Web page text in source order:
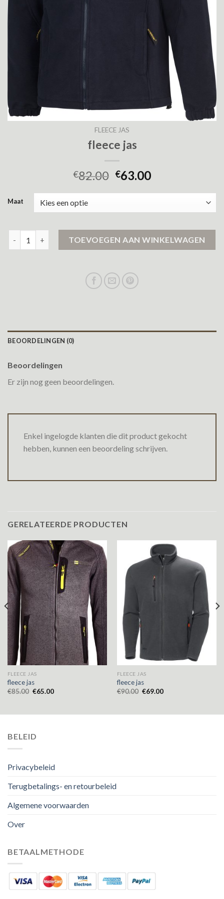
FLEECE JAS
fleece jas
€82.00 €63.00
Maat
TOEVOEGEN AAN WINKELWAGEN
BEOORDELINGEN (0)
Beoordelingen
Er zijn nog geen beoordelingen.
Enkel ingelogde klanten die dit product gekocht
hebben, kunnen een beoordeling schrijven.
GERELATEERDE PRODUCTEN
FLEECE JAS
fleece jas
€85.00 €65.00
FLEECE JAS
fleece jas
€90.00 €69.00
BELEID
Privacybeleid
Terugbetalings- en retourbeleid
Algemene voorwaarden
Over
BETAALMETHODE